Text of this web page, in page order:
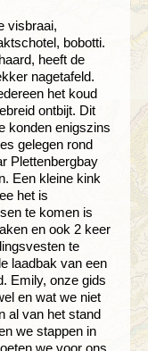
visbraai,
bobotti.
heeft de
nagetafeld.
het koud
ontbijt. Dit
konden enigszins
gelegen rond
Plettenbergbay
Een kleine kink
het is
te komen is
en ook 2 keer
te
laadbak van een
Emily, onze gids
en wat we niet
al van het stand
we stappen in
we voor ons